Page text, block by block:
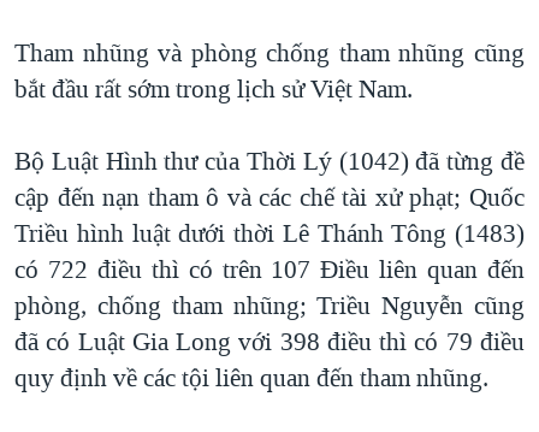
Tham nhũng và phòng chống tham nhũng cũng
bắt đầu rất sớm trong lịch sử Việt Nam.
Bộ Luật Hình thư của Thời Lý (1042) đã từng đề
cập đến nạn tham ô và các chế tài xử phạt; Quốc
Triều hình luật dưới thời Lê Thánh Tông (1483)
có 722 điều thì có trên 107 Điều liên quan đến
phòng, chống tham nhũng; Triều Nguyễn cũng
đã có Luật Gia Long với 398 điều thì có 79 điều
quy định về các tội liên quan đến tham nhũng.